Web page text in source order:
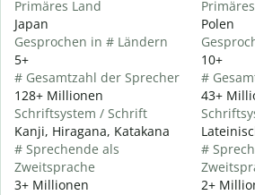
Primäres Land
Japan
Gesprochen in # Ländern
5+
# Gesamtzahl der Sprecher
128+ Millionen
Schriftsystem / Schrift
Kanji, Hiragana, Katakana
# Sprechende als
Zweitsprache
3+ Millionen
Polen
10+
#
43+
#
2+